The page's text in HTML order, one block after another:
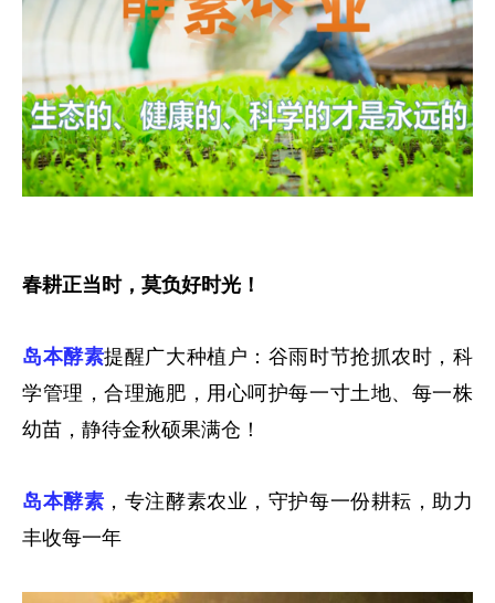
春耕正当时，莫负好时光！
岛本酵素提醒广大种植户：谷雨时节抢抓农时，科
学管理，合理施肥，用心呵护每一寸土地、每一株
幼苗，静待金秋硕果满仓！
岛本酵素 ，专注酵素农业，守护每一份耕耘，助力
丰收每一年